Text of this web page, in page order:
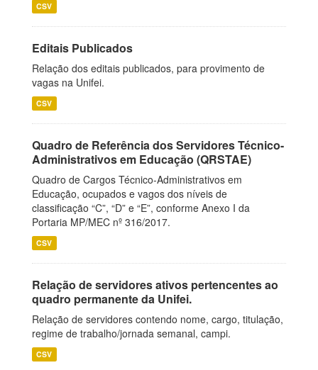
CSV
Editais Publicados
Relação dos editais publicados, para provimento de
vagas na Unifei.
CSV
Quadro de Referência dos Servidores Técnico-
Administrativos em Educação (QRSTAE)
Quadro de Cargos Técnico-Administrativos em
Educação, ocupados e vagos dos níveis de
classificação “C”, “D” e “E”, conforme Anexo I da
Portaria MP/MEC nº 316/2017.
CSV
Relação de servidores ativos pertencentes ao
quadro permanente da Unifei.
Relação de servidores contendo nome, cargo, titulação,
regime de trabalho/jornada semanal, campi.
CSV